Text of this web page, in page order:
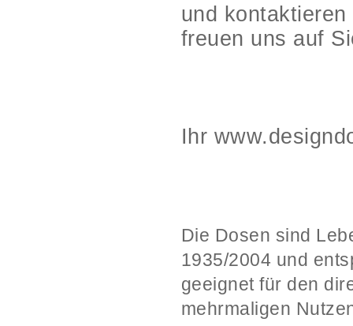
und
freuen uns auf
Ihr
Die Dosen sind
1935/2004 und
geeignet für den
mehrmaligen